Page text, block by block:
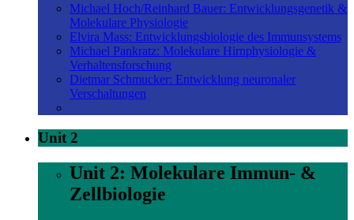
Michael Hoch/Reinhard Bauer: Entwicklungsgenetik &
Molekulare Physiologie
Elvira Mass: Entwicklungsbiologie des Immunsystems
Michael Pankratz: Molekulare Hirnphysiologie &
Verhaltensforschung
Dietmar Schmucker: Entwicklung neuronaler
Verschaltungen
Unit 2
Unit 2: Molekulare Immun- &
Zellbiologie